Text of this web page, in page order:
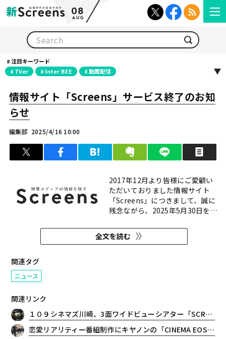
08
AUG
注目キーワード
TVer
Inter BEE 動画配信
情報サイト「Screens」サービス終了のお知
らせ
編集部 2025/4/16 10:00
ツイート シェア はてブ クリップ LINEで送る
2017年12月より皆様にご愛顧い
ただいておりました情報サイト
「Screens」につきまして、誠に
残念ながら、2025年5月30日をも
いただくこととなりました。
全文を読む
関連タグ
ニュース
関連リンク
１０９シネマズ川崎、3面ワイドビューシアター「SCREENX」とオリジナルサウンドシステム「SAION」が融合した「SCREENX｜SAION」を日本初導入！
恋愛リアリティー番組制作にキヤノンの「CINEMA EOS SYSTEM」と「リモートカメラシステム」が貢献 大規模マルチカメラ収録と制作効率化を実現